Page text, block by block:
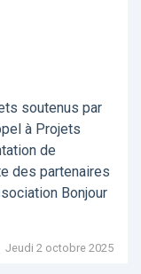
soutenus par
à Projets
de
des partenaires
Bonjour
Jeudi 2 octobre 2025